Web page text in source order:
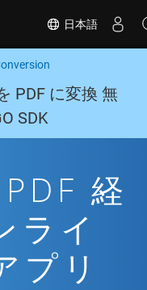
日本語
PDF に変換 無
SDK
経
ライ
プリ